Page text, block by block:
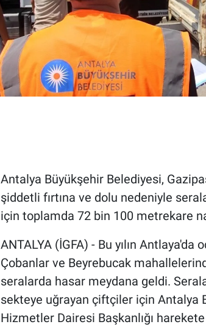
Antalya Büyükşehir Belediyesi,
şiddetli fırtına ve dolu nedeniyle
için toplamda 72 bin 100 metrekare
ANTALYA (İGFA) - Bu yılın
Çobanlar ve Beyrebucak
seralarda hasar meydana geldi.
sekteye uğrayan çiftçiler için Antalya
Hizmetler Dairesi Başkanlığı